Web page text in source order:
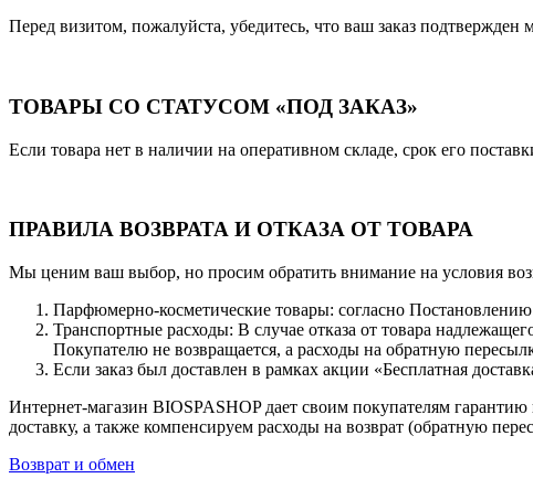
Перед визитом, пожалуйста, убедитесь, что ваш заказ подтвержден
ТОВАРЫ СО СТАТУСОМ «ПОД ЗАКАЗ»
Если товара нет в наличии на оперативном складе, срок его
ПРАВИЛА ВОЗВРАТА И ОТКАЗА ОТ ТОВАРА
Мы ценим ваш выбор, но просим обратить внимание на условия
Парфюмерно-косметические товары: согласно
Транспортные расходы: В случае отказа от товара
Покупателю не возвращается, а расходы на обратную
Если заказ был доставлен в рамках акции «Бесплатная
Интернет-магазин BIOSPASHOP дает своим покупателям гарантию
доставку, а также компенсируем расходы на возврат (обратную
Возврат и обмен